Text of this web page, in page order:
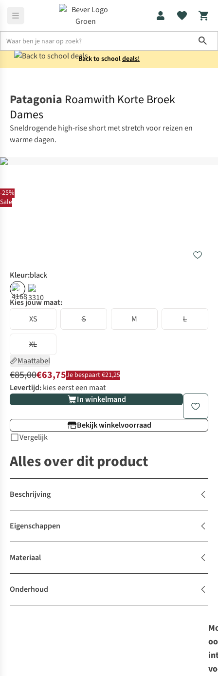
Back to schooldeals!
-25%
Sale
Patagonia Roamwith Korte Broek
Dames
Sneldrogende high-rise short met stretch voor reizen en
warme dagen.
Kleur:black
%
Kies jouw maat:
XS
S M L
XL
Maattabel
€85,00€63,75Je bespaart €21,25
Levertijd:kies eerst een maat
In winkelmand
Bekijk winkelvoorraad
Vergelijk
Alles over dit product
Beschrijving
Eigenschappen
Materiaal
Onderhoud